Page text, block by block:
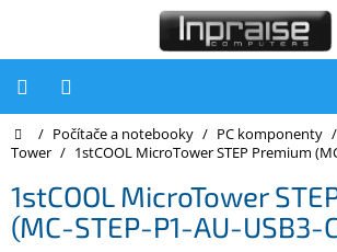
Počítače
Inpraise
Notebooky
Domů
/ Počítače a notebooky / PC komponenty /
Tower / 1stCOOL MicroTower STEP Premium
1stCOOL MicroTower
(MC-STEP-P1-AU-USB3-